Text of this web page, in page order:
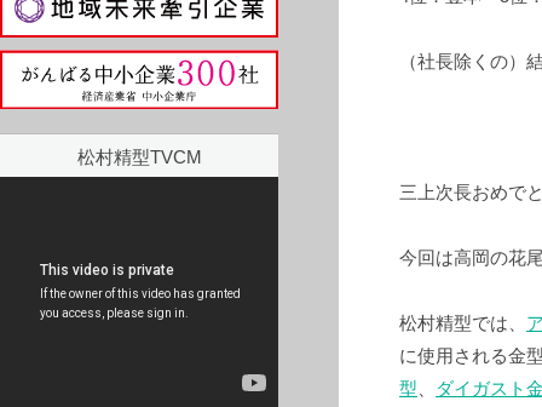
松村精型TVCM
（社長除くの）
三上次長おめで
今回は高岡の花
松村精型では、
に使用される金
型
ダイガスト